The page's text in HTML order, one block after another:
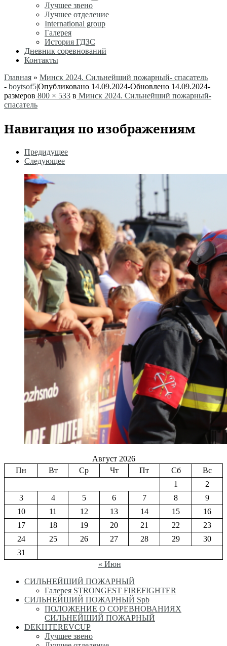
Лучшее звено
Лучшее отделение
International group
Галерея
История ГДЗС
Дневник соревнований
Контакты
Главная » Минск 2024. Сильнейший пожарный- спасатель
- boytsof5|Опубликовано 14.09.2024-Обновлено 14.09.2024-
размеров 800 × 533 в Минск 2024. Сильнейший пожарный-
спасатель
Навигация по изображениям
Предидущее
Следующее
Август 2026
Пн
Вт Ср Чт Пт Сб
Вс
1
2
3
4 5 6 7 8
9
10
11 12 13 14 15
16
17
18 19 20 21 22
23
24
25 26 27 28 29
30
31
« Июн
СИЛЬНЕЙШИЙ ПОЖАРНЫЙ
Галерея STRONGEST FIREFIGHTER
СИЛЬНЕЙШИЙ ПОЖАРНЫЙ Spb
ПОЛОЖЕНИЕ О СОРЕВНОВАНИЯХ
СИЛЬНЕЙШИЙ ПОЖАРНЫЙ
DEKHTEREVCUP
Лучшее звено